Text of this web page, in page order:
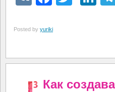
Posted by yuriki
Как